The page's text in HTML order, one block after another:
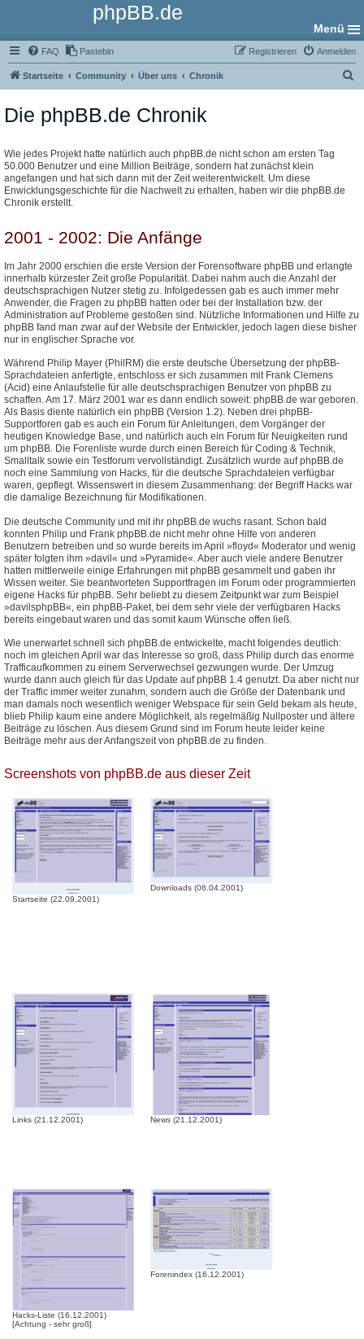
phpBB.de
Menü
FAQ Pastebin Anmelden
Registrieren
Startseite Community Über uns Chronik
Die phpBB.de Chronik
Wie jedes Projekt hatte natürlich auch phpBB.de nicht schon am ersten Tag
50.000 Benutzer und eine Million Beiträge, sondern hat zunächst klein
angefangen und hat sich dann mit der Zeit weiterentwickelt. Um diese
Enwicklungsgeschichte für die Nachwelt zu erhalten, haben wir die phpBB.de
Chronik erstellt.
2001 - 2002: Die Anfänge
Im Jahr 2000 erschien die erste Version der Forensoftware phpBB und erlangte
innerhalb kürzester Zeit große Popularität. Dabei nahm auch die Anzahl der
deutschsprachigen Nutzer stetig zu. Infolgedessen gab es auch immer mehr
Anwender, die Fragen zu phpBB hatten oder bei der Installation bzw. der
Administration auf Probleme gestoßen sind. Nützliche Informationen und Hilfe zu
phpBB fand man zwar auf der Website der Entwickler, jedoch lagen diese bisher
nur in englischer Sprache vor.
Während Philip Mayer (PhilRM) die erste deutsche Übersetzung der phpBB-
Sprachdateien anfertigte, entschloss er sich zusammen mit Frank Clemens
(Acid) eine Anlaufstelle für alle deutschsprachigen Benutzer von phpBB zu
schaffen. Am 17. März 2001 war es dann endlich soweit: phpBB.de war geboren.
Als Basis diente natürlich ein phpBB (Version 1.2). Neben drei phpBB-
Supportforen gab es auch ein Forum für Anleitungen, dem Vorgänger der
heutigen Knowledge Base, und natürlich auch ein Forum für Neuigkeiten rund
um phpBB. Die Forenliste wurde durch einen Bereich für Coding & Technik,
Smalltalk sowie ein Testforum vervollständigt. Zusätzlich wurde auf phpBB.de
noch eine Sammlung von Hacks, für die deutsche Sprachdateien verfügbar
waren, gepflegt. Wissenswert in diesem Zusammenhang: der Begriff Hacks war
die damalige Bezeichnung für Modifikationen.
Die deutsche Community und mit ihr phpBB.de wuchs rasant. Schon bald
konnten Philip und Frank phpBB.de nicht mehr ohne Hilfe von anderen
Benutzern betreiben und so wurde bereits im April »floyd« Moderator und wenig
später folgten ihm »davil« und »Pyramide«. Aber auch viele andere Benutzer
hatten mittlerweile einige Erfahrungen mit phpBB gesammelt und gaben ihr
Wissen weiter. Sie beantworteten Supportfragen im Forum oder programmierten
eigene Hacks für phpBB. Sehr beliebt zu diesem Zeitpunkt war zum Beispiel
»davilsphpBB«, ein phpBB-Paket, bei dem sehr viele der verfügbaren Hacks
bereits eingebaut waren und das somit kaum Wünsche offen ließ.
Wie unerwartet schnell sich phpBB.de entwickelte, macht folgendes deutlich:
noch im gleichen April war das Interesse so groß, dass Philip durch das enorme
Trafficaufkommen zu einem Serverwechsel gezwungen wurde. Der Umzug
wurde dann auch gleich für das Update auf phpBB 1.4 genutzt. Da aber nicht nur
der Traffic immer weiter zunahm, sondern auch die Größe der Datenbank und
man damals noch wesentlich weniger Webspace für sein Geld bekam als heute,
blieb Philip kaum eine andere Möglichkeit, als regelmäßig Nullposter und ältere
Beiträge zu löschen. Aus diesem Grund sind im Forum heute leider keine
Beiträge mehr aus der Anfangszeit von phpBB.de zu finden.
Screenshots von phpBB.de aus dieser Zeit
Startseite (22.09.2001)
Downloads (06.04.2001)
Links (21.12.2001) News (21.12.2001)
Hacks-Liste (16.12.2001)
[Achtung - sehr groß]
Forenindex (16.12.2001)